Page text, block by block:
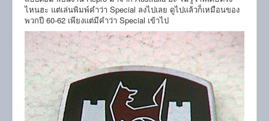
ไหนฮะ แต่เล่นพิมพ์คำว่า Special ลงไปเลย ดูไปแล้วก็เหมือนของ
พวกปี 60-62 เพียงแต่มีคำว่า Special เข้าไป